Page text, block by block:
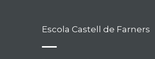
Escola Castell de Farners